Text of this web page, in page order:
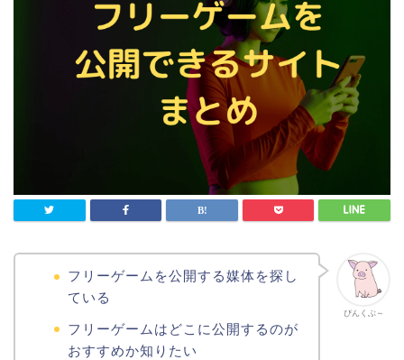
ぴんくぶ～
フリーゲームを公開する媒体を探し
ている
フリーゲームはどこに公開するのが
おすすめか知りたい